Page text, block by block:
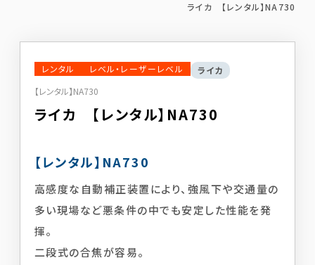
ライカ 【レンタル】NA730
レンタル レベル・レーザーレベル
ライカ
【レンタル】NA730
ライカ 【レンタル】NA730
【レンタル】NA730
高感度な自動補正装置により、強風下や交通量の
多い現場など悪条件の中でも安定した性能を発
揮。
二段式の合焦が容易。